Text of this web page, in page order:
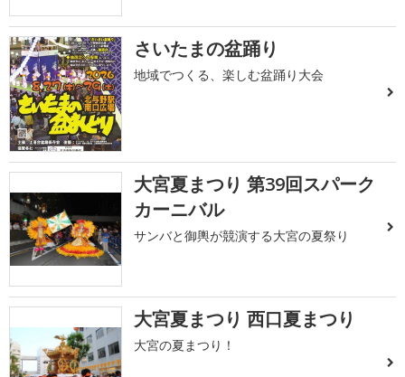
さいたまの盆踊り
地域でつくる、楽しむ盆踊り大会
大宮夏まつり 第39回スパーク
カーニバル
サンバと御輿が競演する大宮の夏祭り
大宮夏まつり 西口夏まつり
大宮の夏まつり！